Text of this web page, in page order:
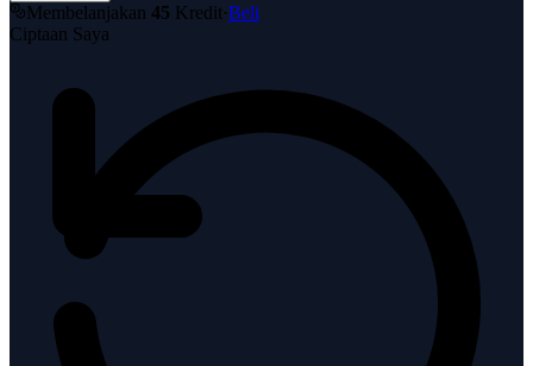
Membelanjakan 45 Kredit·Beli
Ciptaan Saya